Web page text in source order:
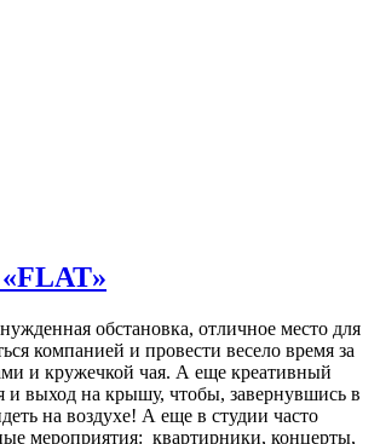
обстановка, отличное место для
компанией и провести весело время за
и кружечкой чая. А еще креативный
и выход на крышу, чтобы, завернувшись в
на воздухе! А еще в студии часто
мероприятия: квартирники, концерты,